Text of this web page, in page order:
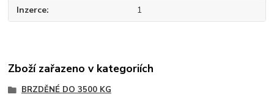
Inzerce 1
Zboží zařazeno v kategoriích
BRZDĚNÉ DO 3500 KG